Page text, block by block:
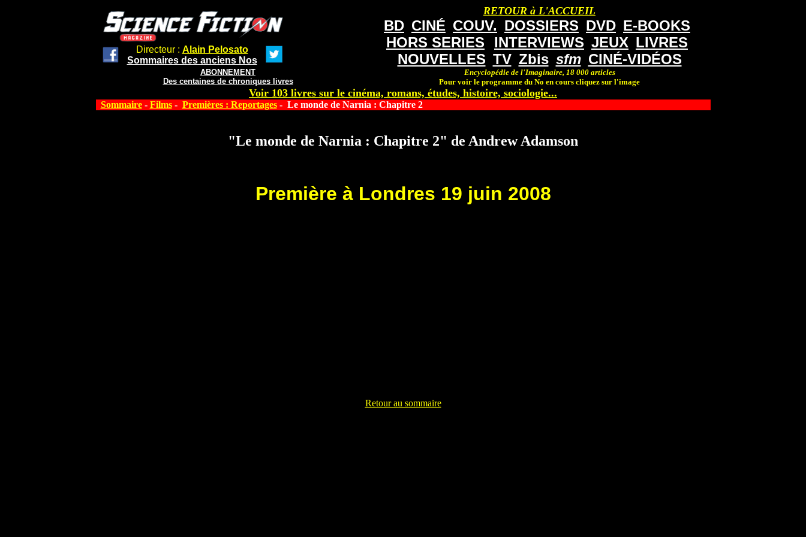
Directeur : Alain Pelosato
Sommaires des anciens Nos
ABONNEMENT
Des centaines de chroniques livres
RETOUR à L'ACCUEIL
BD CINÉ COUV. DOSSIERS DVD E-BOOKS
HORS SERIES
INTERVIEWS JEUX LIVRES
NOUVELLES TV Zbis sfm CINÉ-VIDÉOS
Encyclopédie de l'Imaginaire, 18 000 articles
Pour voir le programme du No en cours cliquez sur l'image
Voir 103 livres sur le cinéma, romans, études, histoire, sociologie...
Sommaire- Films- Premières : Reportages- Le monde de Narnia : Chapitre 2
"Le monde de Narnia : Chapitre 2" de Andrew Adamson
Première à Londres 19 juin 2008
Retour au sommaire